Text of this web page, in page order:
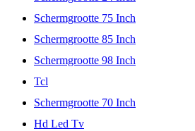
Schermgrootte 75 Inch
Schermgrootte 85 Inch
Schermgrootte 98 Inch
Tcl
Schermgrootte 70 Inch
Hd Led Tv